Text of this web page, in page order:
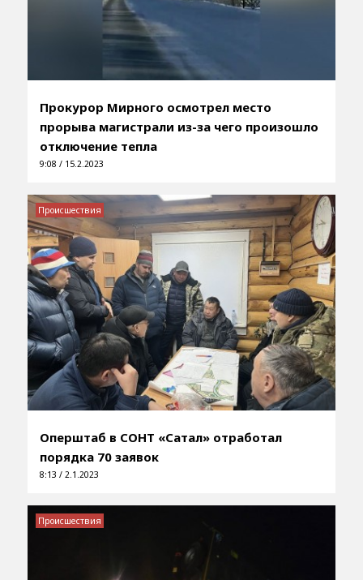
Прокурор Мирного осмотрел место
прорыва магистрали из-за чего произошло
отключение тепла
9:08 / 15.2.2023
Оперштаб в СОНТ «Сатал» отработал
порядка 70 заявок
8:13 / 2.1.2023
Происшествия
Происшествия